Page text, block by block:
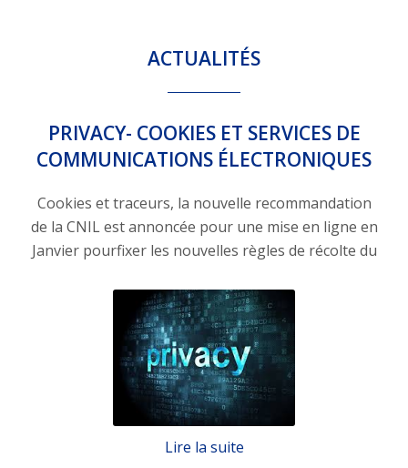
ACTUALITÉS
PRIVACY- COOKIES ET SERVICES DE
COMMUNICATIONS ÉLECTRONIQUES
Cookies et traceurs, la nouvelle recommandation
de la CNIL est annoncée pour une mise en ligne en
Janvier pourfixer les nouvelles règles de récolte du
Lire la suite